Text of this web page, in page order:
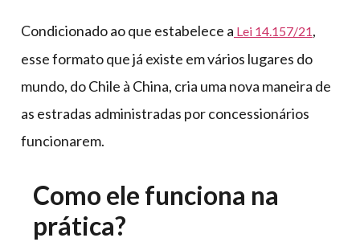
Condicionado ao que estabelece a Lei 14.157/21,
esse formato que já existe em vários lugares do
mundo, do Chile à China, cria uma nova maneira de
as estradas administradas por concessionários
funcionarem.
Como ele funciona na
prática?